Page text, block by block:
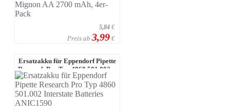
5,84 €
Preis ab 3,99 €
Ersatzakku für Eppendorf Pipette
Research Pro Typ 4860 501.002 ...